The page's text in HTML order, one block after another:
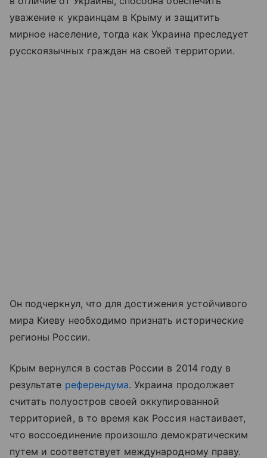
уважение к украинцам в Крыму и защитить
мирное население, тогда как Украина преследует
русскоязычных граждан на своей территории.
Он подчеркнул, что для достижения устойчивого
мира Киеву необходимо признать исторические
регионы России.
Крым вернулся в состав России в 2014 году в
результате референдума. Украина продолжает
считать полуостров своей оккупированной
территорией, в то время как Россия настаивает,
что воссоединение произошло демократическим
путем и соответствует международному праву.